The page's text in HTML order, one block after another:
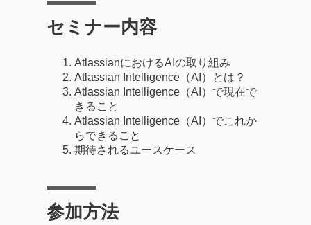
セミナー内容
AtlassianにおけるAIの取り組み
Atlassian Intelligence（AI）とは？
Atlassian Intelligence（AI）で現在で
きること
Atlassian Intelligence（AI）でこれか
らできること
期待されるユースケース
参加方法